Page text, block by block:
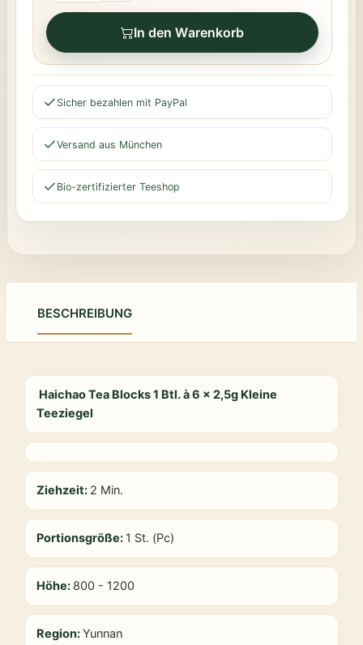
In den Warenkorb
Sicher bezahlen mit PayPal
Versand aus München
Bio-zertifizierter Teeshop
BESCHREIBUNG
Haichao Tea Blocks 1 Btl. à 6 x 2,5g Kleine
Teeziegel
Ziehzeit: 2 Min.
Portionsgröße: 1 St. (Pc)
Höhe: 800 - 1200
Region:Yunnan